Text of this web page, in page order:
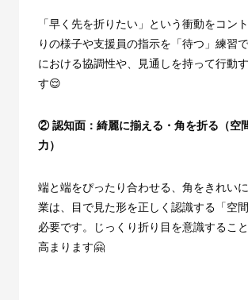
「早く先を折りたい」という衝動をコン
りの様子や支援員の指示を「待つ」練習
における協調性や、見通しを持って行動
す😌
②認知面：綺麗に揃える・角を折る（空
力）
端と端をぴったり合わせる、角をきれい
業は、目で見た形を正しく認識する「空
必要です。じっくり折り目を意識するこ
高まります🤗